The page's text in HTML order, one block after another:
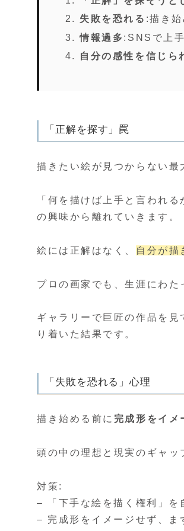
失敗を恐れる :描き
情報過多 :SNSで上
自分の感性を信じら
「正解を探す」罠
描きたい絵が見つからない最
「何を描けば上手と言われ
の興味から離れていきます。
絵には正解はなく、 自分が描
プロの画家でも、生涯にわた
ギャラリーで巨匠の作品を
り着いた結果です。
「失敗を恐れる」心理
描き始める前に 完成形をイメ
頭の中の理想と現実のギャッ
対策:
– 「下手な絵を描く権利」を
– 完成形をイメージせず、ま